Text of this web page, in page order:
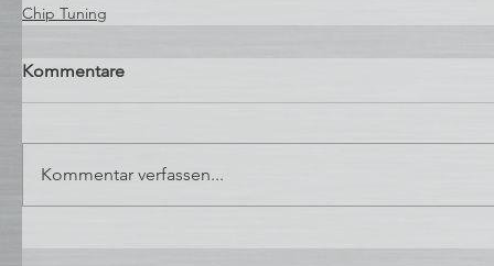
Chip Tuning
Kommentare
Kommentar verfassen...